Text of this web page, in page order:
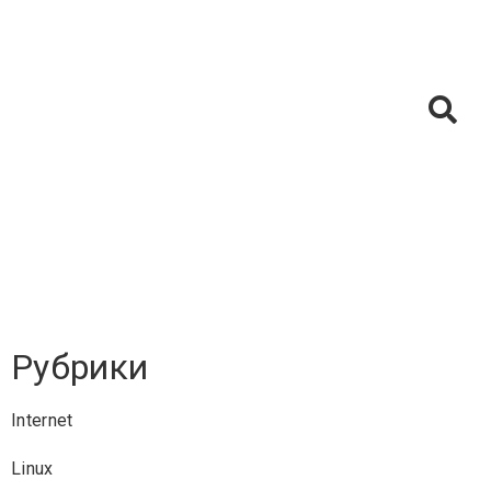
Рубрики
Internet
Linux